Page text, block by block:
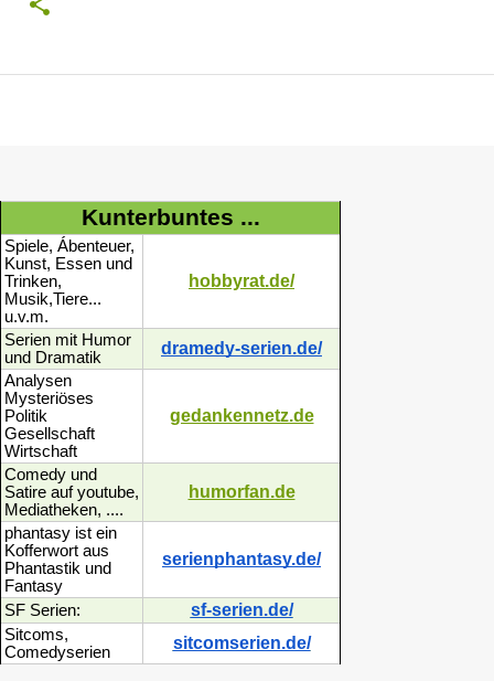
Kunterbuntes ...
Spiele, Ábenteuer,
Kunst, Essen und
Trinken,
Musik,Tiere...
u.v.m.
hobbyrat.de/
Serien mit Humor
und Dramatik
dramedy-serien.de/
Analysen
Mysteriöses
Politik
Gesellschaft
Wirtschaft
gedankennetz.de
Comedy und
Satire auf youtube,
Mediatheken, ....
humorfan.de
phantasy ist ein
Kofferwort aus
Phantastik und
Fantasy
serienphantasy.de/
SF Serien: sf-serien.de/
Sitcoms,
Comedyserien
sitcomserien.de/